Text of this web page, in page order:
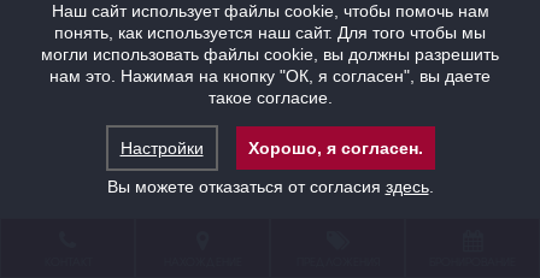
Наш сайт использует файлы cookie, чтобы помочь нам
понять, как используется наш сайт. Для того чтобы мы
могли использовать файлы cookie, вы должны разрешить
нам это. Нажимая на кнопку "ОК, я согласен", вы даете
такое согласие.
Настройки
Хорошо, я согласен.
Вы можете отказаться от согласия здесь.